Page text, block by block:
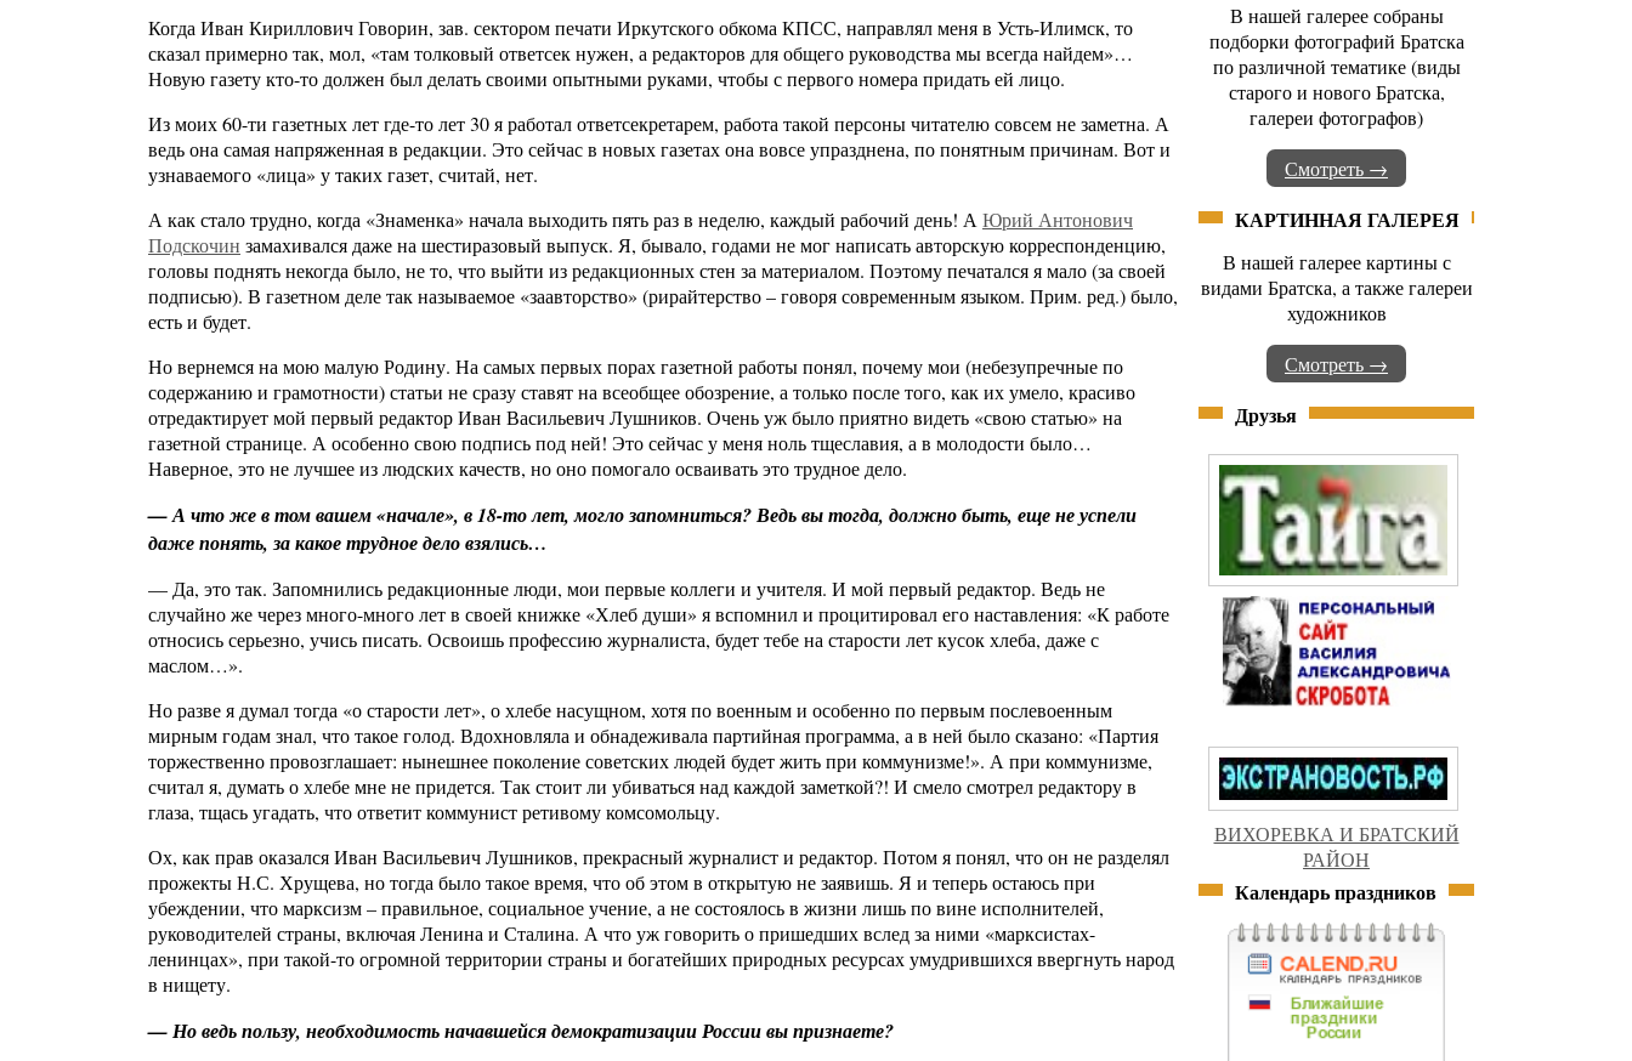
Когда Иван Кириллович Говорин, зав. сектором печати Иркутского обкома КПСС, направлял меня в Усть-Илимск, то
сказал примерно так, мол, «там толковый ответсек нужен, а редакторов для общего руководства мы всегда найдем»…
Новую газету кто-то должен был делать своими опытными руками, чтобы с первого номера придать ей лицо.
Из моих 60-ти газетных лет где-то лет 30 я работал ответсекретарем, работа такой персоны читателю совсем не заметна. А
ведь она самая напряженная в редакции. Это сейчас в новых газетах она вовсе упразднена, по понятным причинам. Вот и
узнаваемого «лица» у таких газет, считай, нет.
А как стало трудно, когда «Знаменка» начала выходить пять раз в неделю, каждый рабочий день! А Юрий Антонович
Подскочин замахивался даже на шестиразовый выпуск. Я, бывало, годами не мог написать авторскую корреспонденцию,
головы поднять некогда было, не то, что выйти из редакционных стен за материалом. Поэтому печатался я мало (за своей
подписью). В газетном деле так называемое «заавторство» (рирайтерство – говоря современным языком. Прим. ред.) было,
есть и будет.
Но вернемся на мою малую Родину. На самых первых порах газетной работы понял, почему мои (небезупречные по
содержанию и грамотности) статьи не сразу ставят на всеобщее обозрение, а только после того, как их умело, красиво
отредактирует мой первый редактор Иван Васильевич Лушников. Очень уж было приятно видеть «свою статью» на
газетной странице. А особенно свою подпись под ней! Это сейчас у меня ноль тщеславия, а в молодости было…
Наверное, это не лучшее из людских качеств, но оно помогало осваивать это трудное дело.
— А что же в том вашем «начале», в 18-то лет, могло запомниться? Ведь вы тогда, должно быть, еще не успели
даже понять, за какое трудное дело взялись…
— Да, это так. Запомнились редакционные люди, мои первые коллеги и учителя. И мой первый редактор. Ведь не
случайно же через много-много лет в своей книжке «Хлеб души» я вспомнил и процитировал его наставления: «К работе
относись серьезно, учись писать. Освоишь профессию журналиста, будет тебе на старости лет кусок хлеба, даже с
маслом…».
Но разве я думал тогда «о старости лет», о хлебе насущном, хотя по военным и особенно по первым послевоенным
мирным годам знал, что такое голод. Вдохновляла и обнадеживала партийная программа, а в ней было сказано: «Партия
торжественно провозглашает: нынешнее поколение советских людей будет жить при коммунизме!». А при коммунизме,
считал я, думать о хлебе мне не придется. Так стоит ли убиваться над каждой заметкой?! И смело смотрел редактору в
глаза, тщась угадать, что ответит коммунист ретивому комсомольцу.
Ох, как прав оказался Иван Васильевич Лушников, прекрасный журналист и редактор. Потом я понял, что он не разделял
прожекты Н.С. Хрущева, но тогда было такое время, что об этом в открытую не заявишь. Я и теперь остаюсь при
убеждении, что марксизм – правильное, социальное учение, а не состоялось в жизни лишь по вине исполнителей,
руководителей страны, включая Ленина и Сталина. А что уж говорить о пришедших вслед за ними «марксистах-
ленинцах», при такой-то огромной территории страны и богатейших природных ресурсах умудрившихся ввергнуть народ
в нищету.
— Но ведь пользу, необходимость начавшейся демократизации России вы признаете?
В нашей галерее собраны
подборки фотографий Братска
по различной тематике (виды
старого и нового Братска,
галереи фотографов)
Смотреть →
КАРТИННАЯ ГАЛЕРЕЯ
В нашей галерее картины с
видами Братска, а также галереи
художников
Смотреть →
Друзья
ВИХОРЕВКА И БРАТСКИЙ
РАЙОН
Календарь праздников